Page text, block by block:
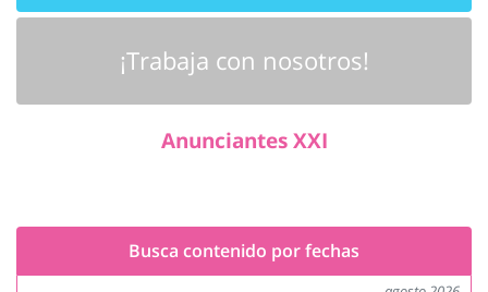
¡Trabaja con nosotros!
Anunciantes XXI
Busca contenido por fechas